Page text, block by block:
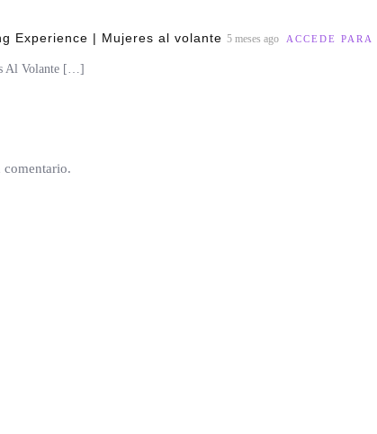
Experience | Mujeres al volante 5 meses ago ACCEDE PARA
Al Volante […]
comentario.